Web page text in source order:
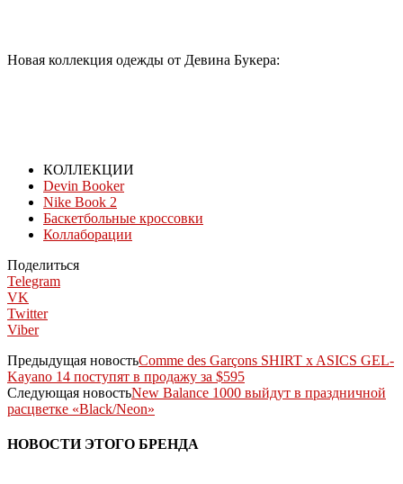
Новая коллекция одежды от Девина Букера:
КОЛЛЕКЦИИ
Devin Booker
Nike Book 2
Баскетбольные кроссовки
Коллаборации
Поделиться
Telegram
VK
Twitter
Viber
Предыдущая новостьComme des Garçons SHIRT x ASICS GEL-
Kayano 14 поступят в продажу за $595
Следующая новостьNew Balance 1000 выйдут в праздничной
расцветке «Black/Neon»
НОВОСТИ ЭТОГО БРЕНДА